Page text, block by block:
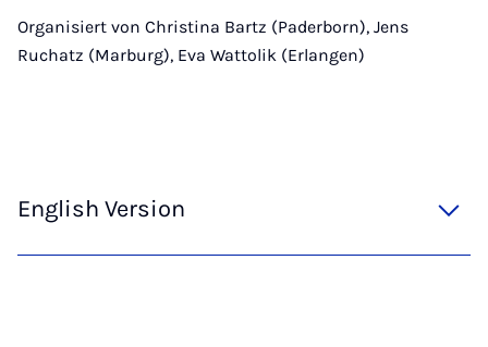
Organisiert von Christina Bartz (Paderborn), Jens
Ruchatz (Marburg), Eva Wattolik (Erlangen)
English Version